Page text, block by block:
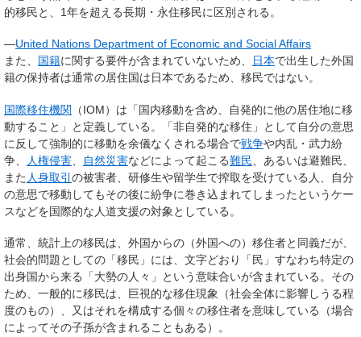
的移民と、1年を超える長期・永住移民に区別される。
—United Nations Department of Economic and Social Affairs
また、 国籍に関する要件が含まれていないため、 日本で出生した外国
籍の保持者は通常の居住国は日本であるため、移民ではない。
国際移住機関 （IOM）は「国内移動を含め、 自発的に他の居住地に移
動すること」と定義している。「非自発的な移住」として自分の意思
に反して強制的に移動を余儀なくされる場合で戦争や内乱・武力紛
争、
人権侵害 自然災害などによって起こる難民 、あるいは避難民、
また 人身取引 の被害者、研修生や留学生で搾取を受けている人、自分
の意思で移動してもその後に紛争に巻き込まれてしまったというケー
スなどを国際的な人道支援の対象としている。
通常、統計上の移民は、外国からの（外国への）移住者と同義だが、
社会的問題としての「移民」には、文字どおり「民」すなわち特定の
出身国から来る「大勢の人々」という意味合いが含まれている。その
ため、一般的に移民は、巨視的な移住現象（社会全体に影響しうる程
度のもの）、又はそれを構成する個々の移住者を意味している（場合
によってその子孫が含まれることもある）。